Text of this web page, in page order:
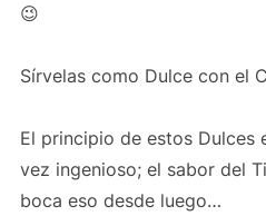
😉
Sírvelas como Dulce con el
El principio de estos Dulces
vez ingenioso; el sabor del
boca eso desde luego…